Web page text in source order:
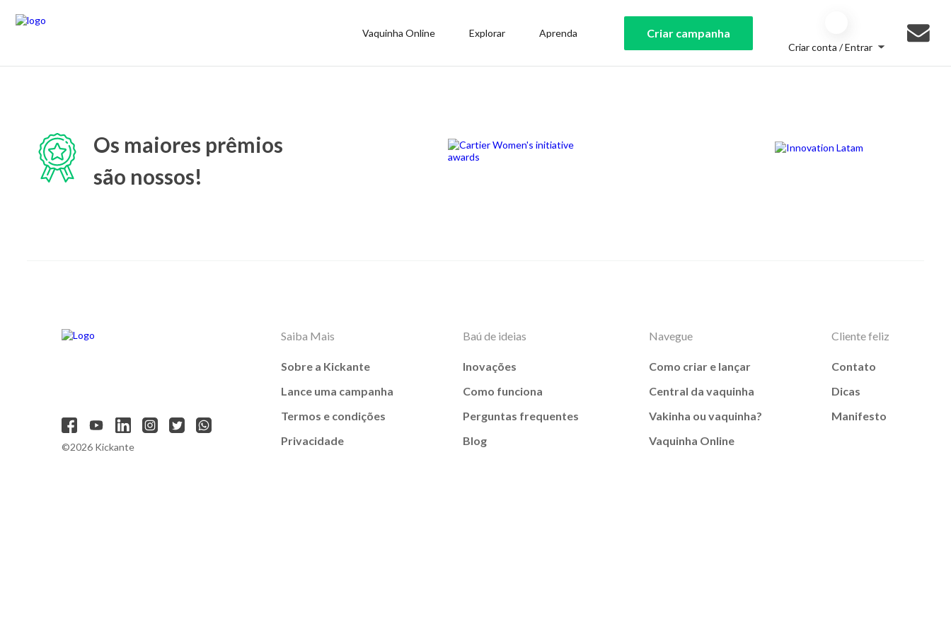
Vaquinha Online Explorar Aprenda Criar campanha
Criar conta / Entrar
Os maiores prêmios
são nossos!
©2026 Kickante
Saiba Mais
Sobre a Kickante
Lance uma campanha
Termos e condições
Privacidade
Baú de ideias
Inovações
Como funciona
Perguntas frequentes
Blog
Navegue
Como criar e lançar
Central da vaquinha
Vakinha ou vaquinha?
Vaquinha Online
Cliente feliz
Contato
Dicas
Manifesto